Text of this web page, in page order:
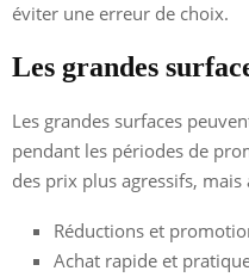
éviter une erreur de choix.
Les grandes
Les grandes surfaces
pendant les périodes de
des prix plus agressifs,
Réductions et
Achat rapide et